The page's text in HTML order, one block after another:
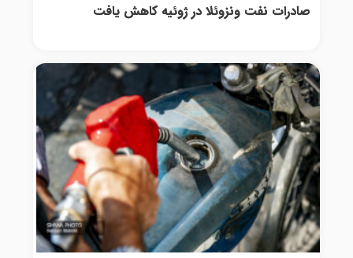
صادرات نفت ونزوئلا در ژوئیه کاهش یافت